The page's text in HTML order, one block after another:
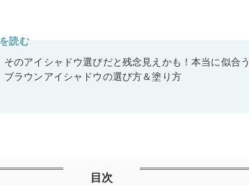
読む
そのアイシャドウ選びだと残念見えかも！本当に似合う
ブラウンアイシャドウの選び方＆塗り方
目次